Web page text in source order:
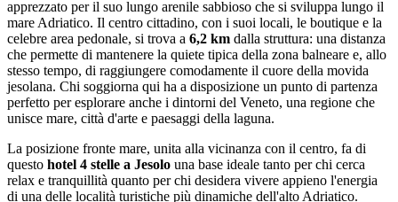
apprezzato per il suo lungo arenile sabbioso che si sviluppa lungo il
mare Adriatico. Il centro cittadino, con i suoi locali, le boutique e la
celebre area pedonale, si trova a 6,2 km dalla struttura: una distanza
che permette di mantenere la quiete tipica della zona balneare e, allo
stesso tempo, di raggiungere comodamente il cuore della movida
jesolana. Chi soggiorna qui ha a disposizione un punto di partenza
perfetto per esplorare anche i dintorni del Veneto, una regione che
unisce mare, città d'arte e paesaggi della laguna.
La posizione fronte mare, unita alla vicinanza con il centro, fa di
questo hotel 4 stelle a Jesolo una base ideale tanto per chi cerca
relax e tranquillità quanto per chi desidera vivere appieno l'energia
di una delle località turistiche più dinamiche dell'alto Adriatico.